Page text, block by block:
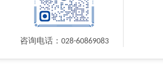
咨询电话：028-60869083